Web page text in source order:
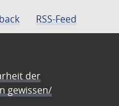
RSS-Feed
der
gewissen/